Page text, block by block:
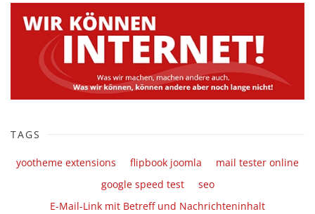
TAGS
yootheme extensions flipbook joomla
mail tester online
google speed test
seo
E-Mail-Link mit Betreff und Nachrichteninhalt